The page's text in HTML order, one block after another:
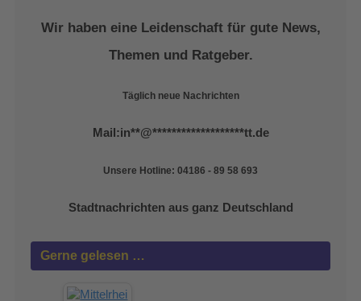
Wir haben eine Leidenschaft für gute News,
Themen und Ratgeber.
Täglich neue Nachrichten
Mail:in**@*******************tt.de
Unsere Hotline: 04186 - 89 58 693
Stadtnachrichten aus ganz Deutschland
Gerne gelesen …